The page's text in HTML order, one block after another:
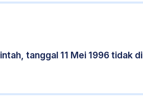
tanggal 11 Mei 1996 tidak